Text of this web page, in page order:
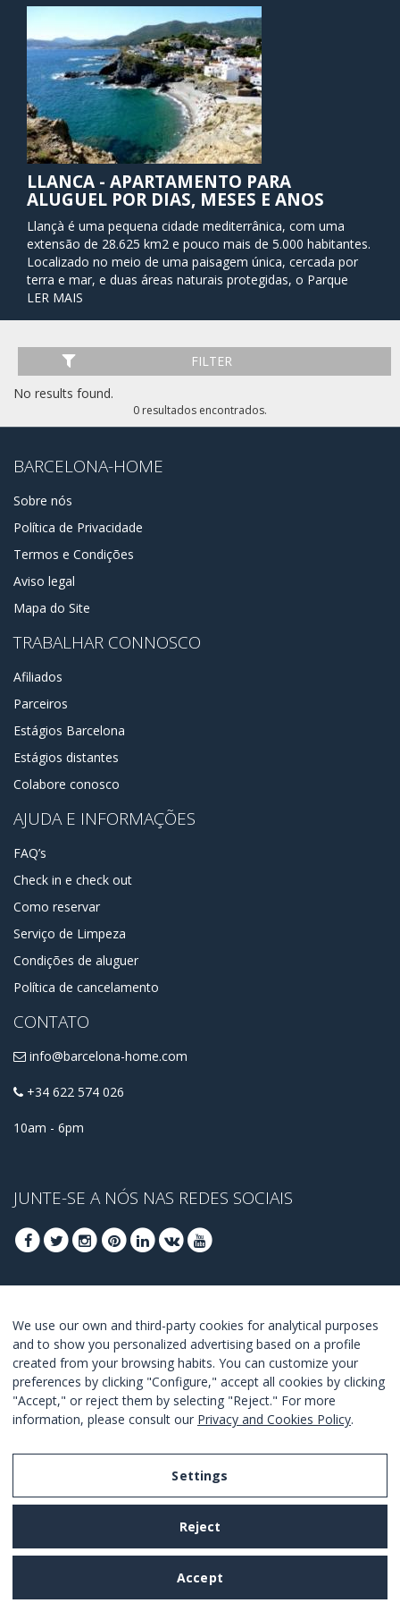
LLANCA - APARTAMENTO PARA
ALUGUEL POR DIAS, MESES E ANOS
Llançà é uma pequena cidade mediterrânica, com uma
extensão de 28.625 km2 e pouco mais de 5.000 habitantes.
Localizado no meio de uma paisagem única, cercada por
terra e mar, e duas áreas naturais protegidas, o Parque
Natural de Cap de Creus e que do Albera. Suas belas praias
(dólmenes pré-históricos e continua a ser) os vestígios
significativos da arquitectura românica, fazer Llançà o
destino ideal para férias em família e ativo.
LER MAIS
FILTER
No results found.
0 resultados encontrados.
BARCELONA-HOME
Sobre nós
Política de Privacidade
Termos e Condições
Aviso legal
Mapa do Site
TRABALHAR CONNOSCO
Afiliados
Parceiros
Estágios Barcelona
Estágios distantes
Colabore conosco
AJUDA E INFORMAÇÕES
FAQ’s
Check in e check out
Como reservar
Serviço de Limpeza
Condições de aluguer
Política de cancelamento
CONTATO
info@barcelona-home.com
+34 622 574 026
10am - 6pm
JUNTE-SE A NÓS NAS REDES SOCIAIS
OFERTAS
JUNTE-SE
Estou de acordo com ostermos e as condições.
We use our own and third-party cookies for analytical purposes
and to show you personalized advertising based on a profile
created from your browsing habits. You can customize your
preferences by clicking "Configure," accept all cookies by clicking
"Accept," or reject them by selecting "Reject." For more
information, please consult our Privacy and Cookies Policy.
Settings
Reject
Accept
Legal Notice
Privacy and Cookies Policy
Terms and Conditions of Use
Settings